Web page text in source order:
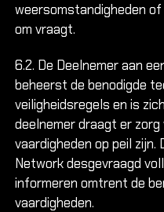
weersomstandigheden
om vraagt.
6.2. De Deelnemer aan
beheerst de benodigde
veiligheidsregels en is
deelnemer draagt er
vaardigheden op peil zijn.
Network desgevraagd
informeren omtrent de
vaardigheden.